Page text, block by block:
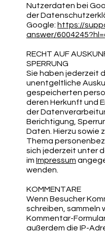
Nutzerdaten bei
der
Google: https://
answer/
RECHT AUF
SPERRUNG
Sie haben jederzeit
unentgeltliche
gespeicherten
deren Herkunft und
der
Berichtigung,
Daten. Hierzu sowie
Thema
sich jederzeit unter
im Impressum
wenden.
KOMMENTARE
Wenn Besucher
schreiben, sammeln
Kommentar-
außerdem die IP-